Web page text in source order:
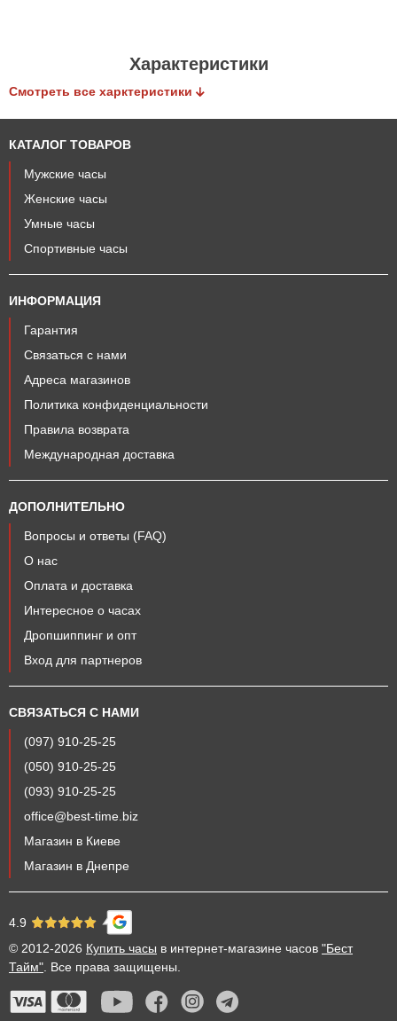
Характеристики
Смотреть все харктеристики
КАТАЛОГ ТОВАРОВ
Мужские часы
Женские часы
Умные часы
Спортивные часы
ИНФОРМАЦИЯ
Гарантия
Связаться с нами
Адреса магазинов
Политика конфиденциальности
Правила возврата
Международная доставка
ДОПОЛНИТЕЛЬНО
Вопросы и ответы (FAQ)
О нас
Оплата и доставка
Интересное о часах
Дропшиппинг и опт
Вход для партнеров
СВЯЗАТЬСЯ С НАМИ
(097) 910-25-25
(050) 910-25-25
(093) 910-25-25
office@best-time.biz
Магазин в Киеве
Магазин в Днепре
4.9
© 2012-2026 Купить часы в интернет-магазине часов "Бест
Тайм" . Все права защищены.